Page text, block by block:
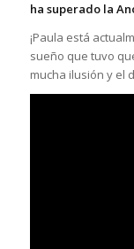
ha superado la
¡Paula está
sueño que tuvo
mucha ilusión y el